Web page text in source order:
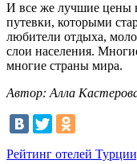
И все же лучшие цены
путевки, которыми
любители отдыха,
слои населения.
многие страны мира.
Автор: Алла
Рейтинг отелей